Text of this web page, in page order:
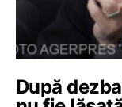
După